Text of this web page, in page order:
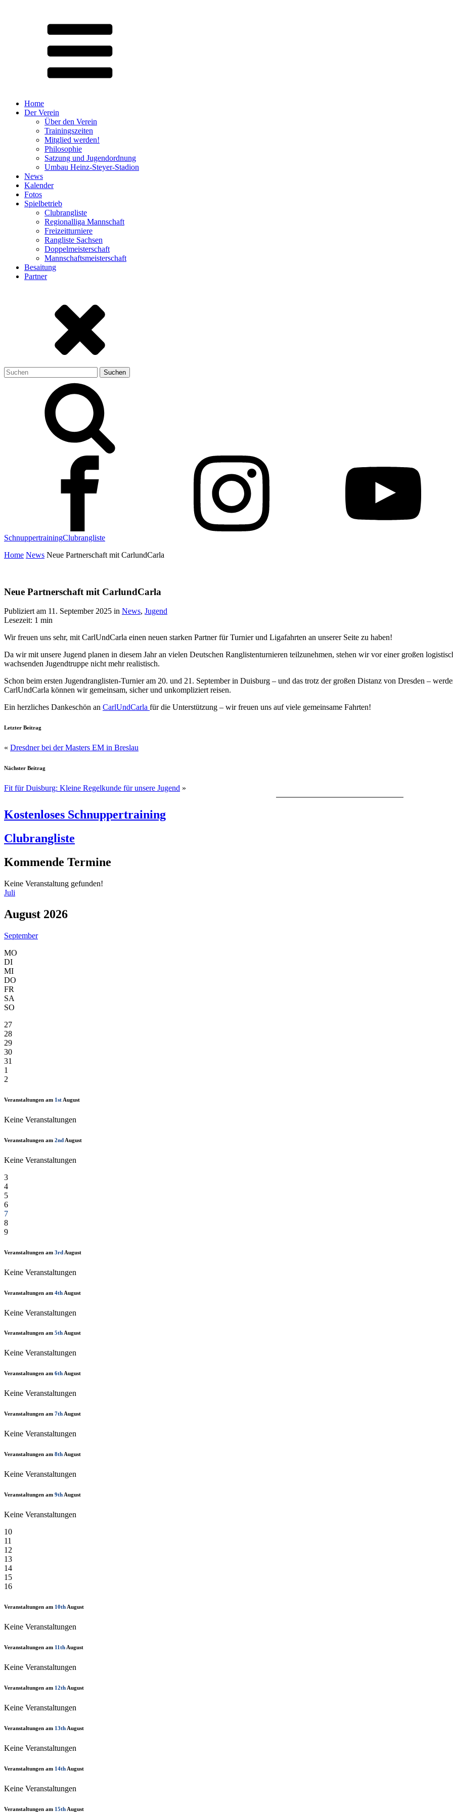
Home
Der Verein
Über den Verein
Trainingszeiten
Mitglied werden!
Philosophie
Satzung und Jugendordnung
Umbau Heinz-Steyer-Stadion
News
Kalender
Fotos
Spielbetrieb
Clubrangliste
Regionalliga Mannschaft
Freizeitturniere
Rangliste Sachsen
Doppelmeisterschaft
Mannschaftsmeisterschaft
Besaitung
Partner
Suchen
nach:
SchnuppertrainingClubrangliste
Home News Neue Partnerschaft mit CarlundCarla
Neue Partnerschaft mit CarlundCarla
Publiziert am 11. September 2025 in News, Jugend
Lesezeit: 1 min
Wir freuen uns sehr, mit CarlUndCarla einen neuen starken Partner für Turnier und Ligafahrten an unserer Seite zu haben!
Da wir mit unsere Jugend planen in diesem Jahr an vielen Deutschen Ranglistenturnieren teilzunehmen, stehen wir vor einer großen
wachsenden Jugendtruppe nicht mehr realistisch.
Schon beim ersten Jugendranglisten-Turnier am 20. und 21. September in Duisburg – und das trotz der großen Distanz von Dresden –
CarlUndCarla können wir gemeinsam, sicher und unkompliziert reisen.
Ein herzliches Dankeschön an CarlUndCarla für die Unterstützung – wir freuen uns auf viele gemeinsame Fahrten!
Letzter Beitrag
« Dresdner bei der Masters EM in Breslau
Nächster Beitrag
Fit für Duisburg: Kleine Regelkunde für unsere Jugend »
Kostenloses Schnuppertraining
Clubrangliste
Kommende Termine
Keine Veranstaltung gefunden!
Juli
August 2026
September
MO
DI
MI
DO
FR
SA
SO
27
28
29
30
31
1
2
Veranstaltungen am 1st August
Keine Veranstaltungen
Veranstaltungen am 2nd August
Keine Veranstaltungen
3
4
5
6
7
8
9
Veranstaltungen am 3rd August
Keine Veranstaltungen
Veranstaltungen am 4th August
Keine Veranstaltungen
Veranstaltungen am 5thAugust
Keine Veranstaltungen
Veranstaltungen am 6thAugust
Keine Veranstaltungen
Veranstaltungen am 7th August
Keine Veranstaltungen
Veranstaltungen am 8th August
Keine Veranstaltungen
Veranstaltungen am 9th August
Keine Veranstaltungen
10
11
12
13
14
15
16
Veranstaltungen am 10th August
Keine Veranstaltungen
Veranstaltungen am 11th August
Keine Veranstaltungen
Veranstaltungen am 12th August
Keine Veranstaltungen
Veranstaltungen am 13th August
Keine Veranstaltungen
Veranstaltungen am 14th August
Keine Veranstaltungen
Veranstaltungen am 15th August